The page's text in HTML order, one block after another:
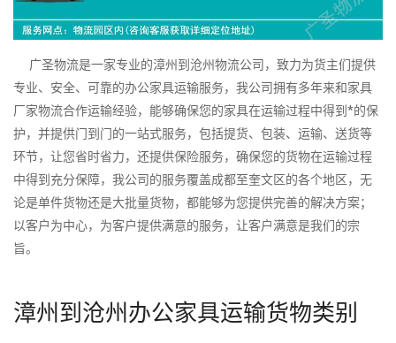
广圣物流是一家专业的漳州到沧州物流公司，致力为货主们提供
专业、安全、可靠的办公家具运输服务，我公司拥有多年来和家具
厂家物流合作运输经验，能够确保您的家具在运输过程中得到*的保
护，并提供门到门的一站式服务，包括提货、包装、运输、送货等
环节，让您省时省力，还提供保险服务，确保您的货物在运输过程
中得到充分保障，我公司的服务覆盖成都至奎文区的各个地区，无
论是单件货物还是大批量货物，都能够为您提供完善的解决方案；
以客户为中心，为客户提供满意的服务，让客户满意是我们的宗
旨。
漳州到沧州办公家具运输货物类别